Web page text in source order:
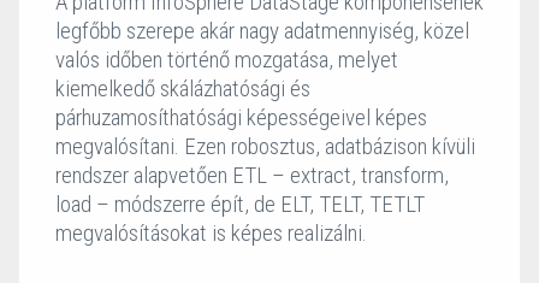
legfőbb szerepe akár nagy adatmennyiség, közel
valós időben történő mozgatása, melyet
kiemelkedő skálázhatósági és
párhuzamosíthatósági képességeivel képes
megvalósítani. Ezen robosztus, adatbázison kívüli
rendszer alapvetően ETL – extract, transform,
load – módszerre épít, de ELT, TELT, TETLT
megvalósításokat is képes realizálni.